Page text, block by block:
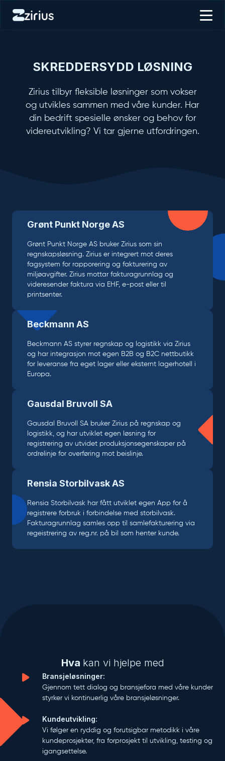
SKREDDERSYDD LØSNING
Zirius tilbyr fleksible løsninger som vokser
og utvikles sammen med våre kunder. Har
din bedrift spesielle ønsker og behov for
videreutvikling? Vi tar gjerne utfordringen.
Grønt Punkt Norge AS
Grønt Punkt Norge AS bruker Zirius som sin
regnskapsløsning. Zirius er integrert mot deres
fagsystem for rapporering og fakturering av
miljøavgifter. Zirius mottar fakturagrunnlag og
videresender faktura via EHF, e-post eller til
printsenter.
Beckmann AS
Beckmann AS styrer regnskap og logistikk via Zirius
og har integrasjon mot egen B2B og B2C nettbutikk
for leveranse fra eget lager eller eksternt lagerhotell i
Europa.
Gausdal Bruvoll SA
Gausdal Bruvoll SA bruker Zirius på regnskap og
logistikk, og har utviklet egen løsning for
registrering av utvidet produksjonsegenskaper på
ordrelinje for overføring mot beislinje.
Rensia Storbilvask AS
Rensia Storbilvask har fått utviklet egen App for å
registrere forbruk i forbindelse med storbilvask.
Fakturagrunnlag samles opp til samlefakturering via
regeistrering av reg.nr. på bil som henter kunde.
Hva kan vi hjelpe med
Bransjeløsninger:
Gjennom tett dialog og bransjefora med våre kunder
styrker vi kontinuerlig våre bransjeløsninger.
Kundeutvikling:
Vi følger en ryddig og forutsigbar metodikk i våre
kundeprosjekter, fra forprosjekt til utvikling, testing og
igangsettelse.